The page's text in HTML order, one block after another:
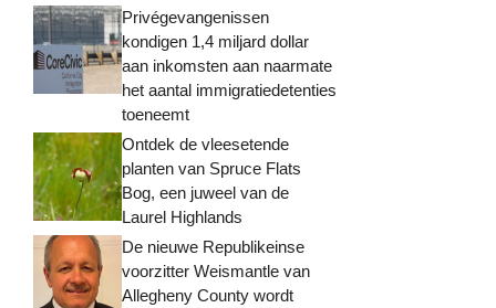
Privégevangenissen
kondigen 1,4 miljard dollar
aan inkomsten aan naarmate
het aantal immigratiedetenties
toeneemt
Ontdek de vleesetende
planten van Spruce Flats
Bog, een juweel van de
Laurel Highlands
De nieuwe Republikeinse
voorzitter Weismantle van
Allegheny County wordt